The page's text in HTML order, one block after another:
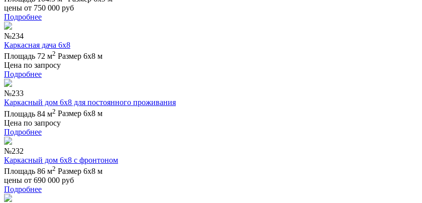
цены от 750 000 руб
Подробнее
№234
Каркасная дача 6х8
Площадь 72 м2 Размер 6х8 м
Цена по запросу
Подробнее
№233
Каркасный дом 6х8 для постоянного проживания
Площадь 84 м2 Размер 6х8 м
Цена по запросу
Подробнее
№232
Каркасный дом 6х8 с фронтоном
Площадь 86 м2 Размер 6х8 м
цены от 690 000 руб
Подробнее